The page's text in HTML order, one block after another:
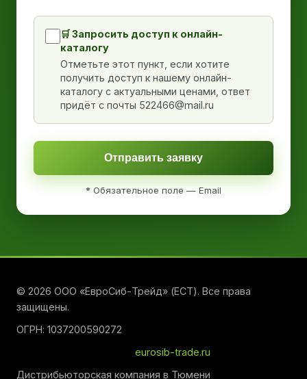
🛒 Запросить доступ к онлайн-
каталогу
Отметьте этот пункт, если хотите
получить доступ к нашему онлайн-
каталогу с актуальными ценами, ответ
придёт с почты 522466@mail.ru
Отправить заявку
* Обязательное поле — Email
© 2026 ООО «ЕвроСиб-Трейд» (ЕСТ). Все права
защищены.
ОГРН: 1037200590272
eurosib-trade.ru
Дистрибьюторская компания в Тюмени